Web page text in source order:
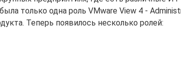
только одна роль VMware View 4 -
Теперь появилось несколько ролей: